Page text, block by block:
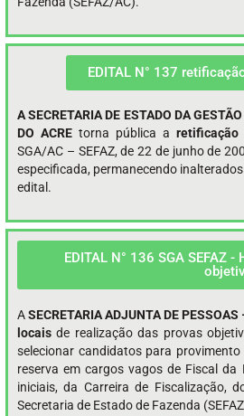
EDITAL N° 137
A SECRETARIA DE ESTADO DA
DO ACRE torna pública a retificação
SGA/AC – SEFAZ, de 22 de junho de
especificada, permanecendo
edital.
EDITAL N° 136 SGA SEFAZ
ASECRETARIA ADJUNTA DE PESSOAS
locais de realização das provas
selecionar candidatos para
reserva em cargos vagos de Fiscal
iniciais, da Carreira de Fiscalização,
Secretaria de Estado de Fazenda